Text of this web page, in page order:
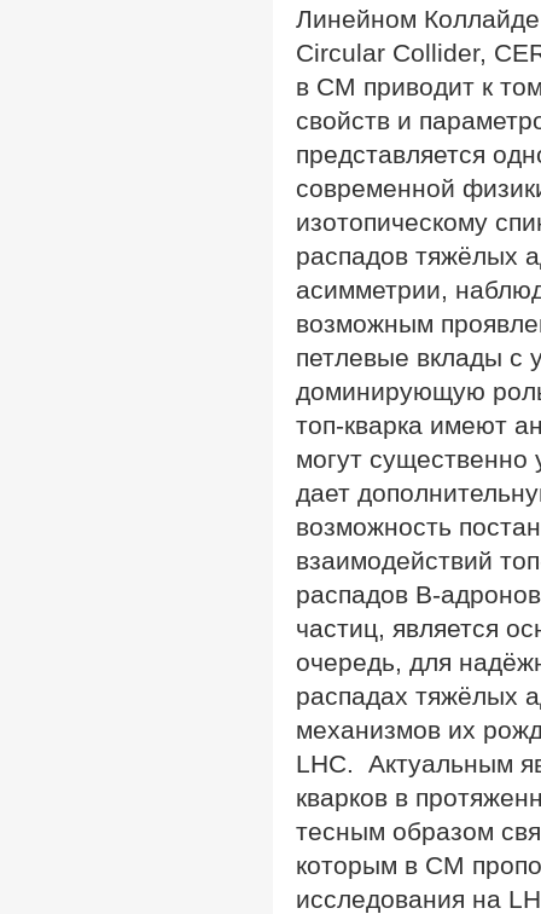
Линейном
Circular Collider,
в СМ приводит к
свойств и
представляется
современной
изотопическому
распадов тяжёлых
асимметрии,
возможным
петлевые вклады с
доминирующую
топ-кварка имеют
могут существенно
дает
возможность
взаимодействий
распадов B-
частиц, является
очередь, для
распадах тяжёлых
механизмов их
LHC. Актуальным
кварков в
тесным образом
которым в СМ
исследования на